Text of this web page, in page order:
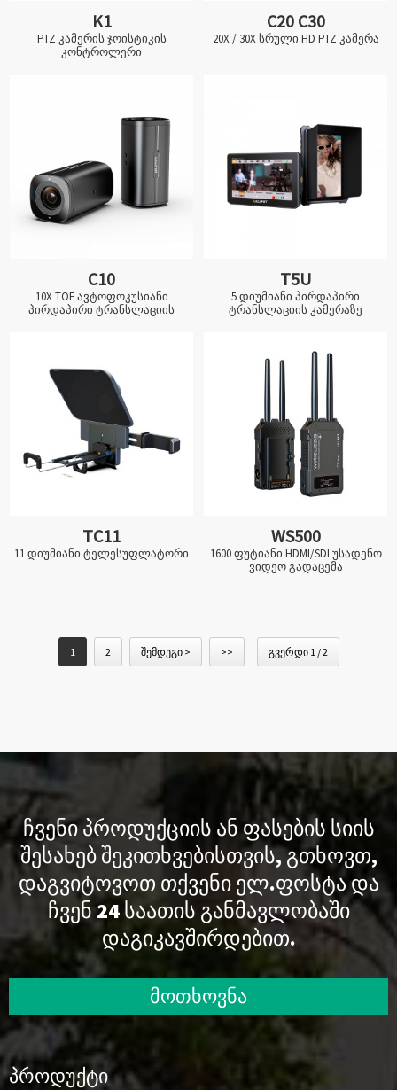
K1
PTZ კამერის ჯოისტიკის
კონტროლერი
C20 C30
20X / 30X სრული HD PTZ კამერა
C10
10X TOF ავტოფოკუსიანი
პირდაპირი ტრანსლაციის
T5U
5 დიუმიანი პირდაპირი
ტრანსლაციის კამერაზე
TC11
11 დიუმიანი ტელესუფლატორი
WS500
1600 ფუტიანი HDMI/SDI უსადენო
ვიდეო გადაცემა
1 2 შემდეგი > >> გვერდი 1 / 2
ᲩᲕᲔᲜᲘ ᲞᲠᲝᲓᲣᲥᲪᲘᲘᲡ ᲐᲜ ᲤᲐᲡᲔᲑᲘᲡ ᲡᲘᲘᲡ
ᲨᲔᲡᲐᲮᲔᲑ ᲨᲔᲙᲘᲗᲮᲕᲔᲑᲘᲡᲗᲕᲘᲡ, ᲒᲗᲮᲝᲕᲗ,
ᲓᲐᲒᲕᲘᲢᲝᲕᲝᲗ ᲗᲥᲕᲔᲜᲘ ᲔᲚ.ᲤᲝᲡᲢᲐ ᲓᲐ
ᲩᲕᲔᲜ 24 ᲡᲐᲐᲗᲘᲡ ᲒᲐᲜᲛᲐᲕᲚᲝᲑᲐᲨᲘ
ᲓᲐᲒᲘᲙᲐᲕᲨᲘᲠᲓᲔᲑᲘᲗ.
მოთხოვნა
პროდუქტი